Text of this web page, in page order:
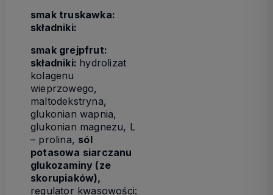
smak truskawka:
składniki:
smak grejpfrut:
składniki: hydrolizat
kolagenu
wieprzowego,
maltodekstryna,
glukonian wapnia,
glukonian magnezu, L
– prolina, sól
potasowa siarczanu
glukozaminy (ze
skorupiaków),
regulator kwasowości: